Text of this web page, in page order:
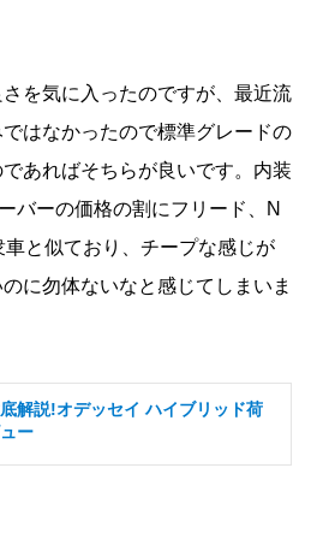
を気に入ったのですが、最近流
はなかったので標準グレードの
あればそちらが良いです。内装
バーの価格の割にフリード、N
と似ており、チープな感じが
に勿体ないなと感じてしまいま
解説!オデッセイ ハイブリッド荷
ー